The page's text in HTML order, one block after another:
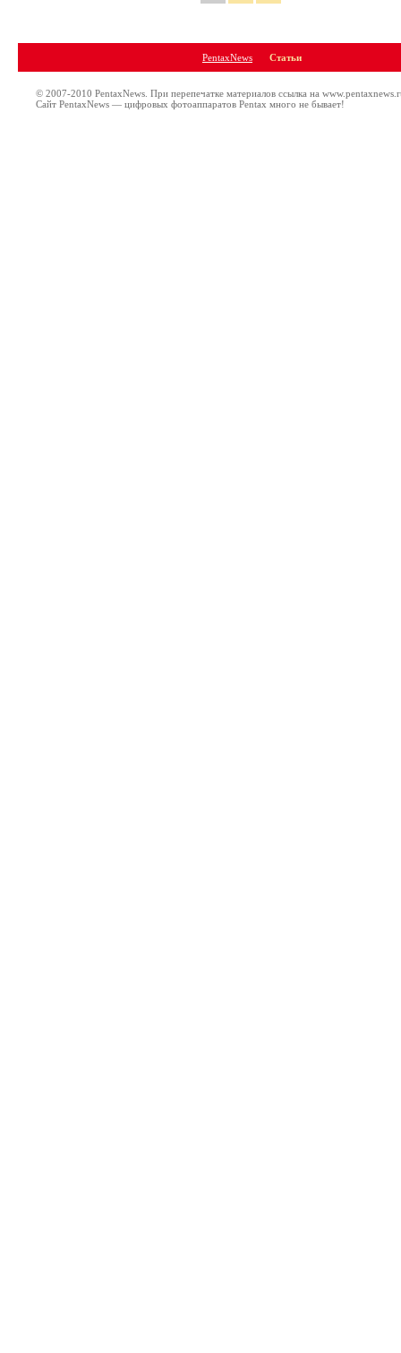
PentaxNews Статьи
© 2007-2010 PentaxNews. При перепечатке материалов ссылка на
Сайт PentaxNews — цифровых фотоаппаратов Pentax много не бывает!